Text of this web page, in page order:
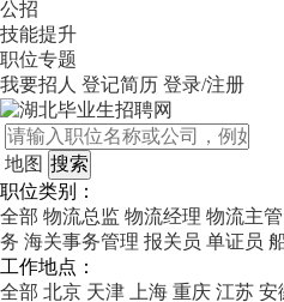
公招
技能提升
职位专题
我要招人 登记简历 登录/注册
地图
职位类别：
全部 物流总监 物流经理 物流主管
务 海关事务管理 报关员 单证员
工作地点：
全部 北京 天津 上海 重庆 江苏 安